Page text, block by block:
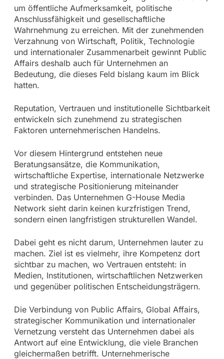
um öffentliche Aufmerksamkeit, politische
Anschlussfähigkeit und gesellschaftliche
Wahrnehmung zu erreichen. Mit der zunehmenden
Verzahnung von Wirtschaft, Politik, Technologie
und internationaler Zusammenarbeit gewinnt Public
Affairs deshalb auch für Unternehmen an
Bedeutung, die dieses Feld bislang kaum im Blick
hatten.
Reputation, Vertrauen und institutionelle Sichtbarkeit
entwickeln sich zunehmend zu strategischen
Faktoren unternehmerischen Handelns.
Vor diesem Hintergrund entstehen neue
Beratungsansätze, die Kommunikation,
wirtschaftliche Expertise, internationale Netzwerke
und strategische Positionierung miteinander
verbinden. Das Unternehmen G-House Media
Network sieht darin keinen kurzfristigen Trend,
sondern einen langfristigen strukturellen Wandel.
Dabei geht es nicht darum, Unternehmen lauter zu
machen. Ziel ist es vielmehr, ihre Kompetenz dort
sichtbar zu machen, wo Vertrauen entsteht: in
Medien, Institutionen, wirtschaftlichen Netzwerken
und gegenüber politischen Entscheidungsträgern.
Die Verbindung von Public Affairs, Global Affairs,
strategischer Kommunikation und internationaler
Vernetzung versteht das Unternehmen dabei als
Antwort auf eine Entwicklung, die viele Branchen
gleichermaßen betrifft. Unternehmerische